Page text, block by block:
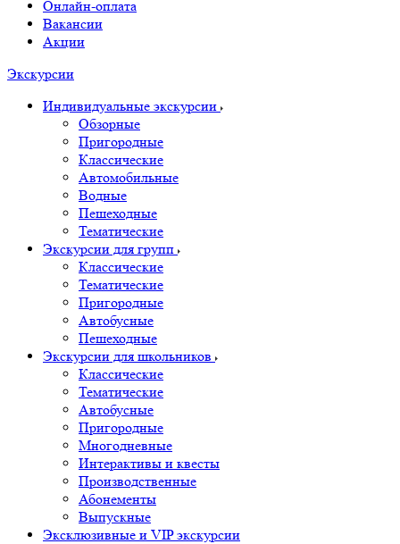
Онлайн-оплата
Вакансии
Акции
Экскурсии
Индивидуальные экскурсии
Обзорные
Пригородные
Классические
Автомобильные
Водные
Пешеходные
Тематические
Экскурсии для групп
Классические
Тематические
Пригородные
Автобусные
Пешеходные
Экскурсии для школьников
Классические
Тематические
Автобусные
Пригородные
Многодневные
Интерактивы и квесты
Производственные
Абонементы
Выпускные
Эксклюзивные и VIP экскурсии